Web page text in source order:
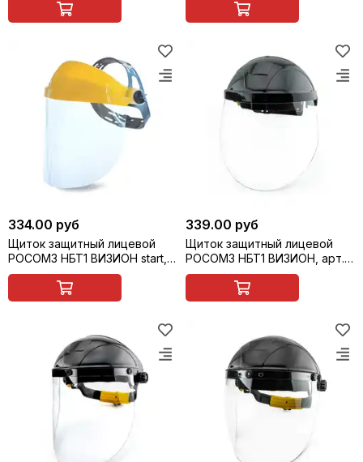
334.00 руб
Щиток защитный лицевой
РОСОМЗ НБТ1 ВИЗИОН start,
арт. 413140
339.00 руб
Щиток защитный лицевой
РОСОМЗ НБТ1 ВИЗИОН, арт.
413130